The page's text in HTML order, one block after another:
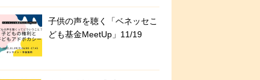
子供の声を聴く「ベネッセこ
ども基金MeetUp」11/19